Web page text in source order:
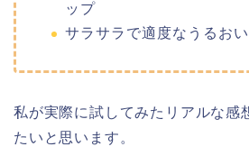
ップ
サラサラで適度なうるおい
私が実際に試してみたリアルな感
たいと思います。